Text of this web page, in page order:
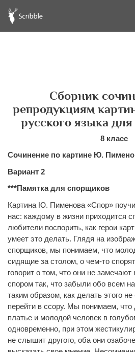
Сборник
репродукциям
русского языка
8 класс
Сочинение по картине Ю.
Вариант 2
***Памятка для спорщиков
Картина Ю. Пименова «Спор»
нас: каждому в жизни приходится
любители поспорить, как герои
умеет это делать. Глядя на
спорщиков, мы понимаем, что
сидящие за столом, о чем-то
говорит о том, что они не замечают
спором так, что забыли обо всем
таким образом, как делать этого не
перейти в ссору. Мы понимаем,
платье и молодой человек в
одновременно, при этом
не слышит другого, оба они